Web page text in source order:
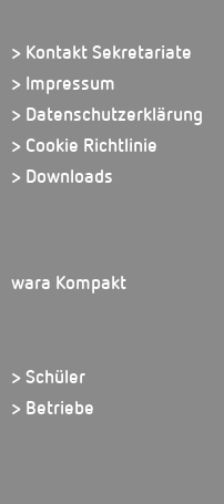
> Kontakt Sekretariate
> Impressum
> Datenschutzerklärung
> Cookie Richtlinie
> Downloads
wara Kompakt
> Schüler
> Betriebe